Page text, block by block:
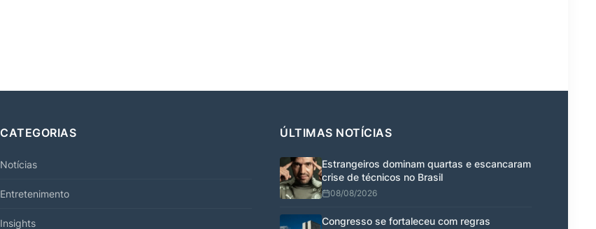
CATEGORIAS
Notícias
Entretenimento
Insights
ÚLTIMAS NOTÍCIAS
Estrangeiros dominam quartas e escancaram
crise de técnicos no Brasil
08/08/2026
Congresso se fortaleceu com regras